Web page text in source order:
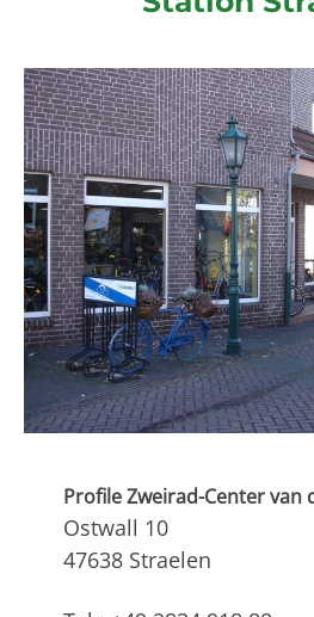
Profile Zweirad-Center van
Ostwall 10
47638 Straelen